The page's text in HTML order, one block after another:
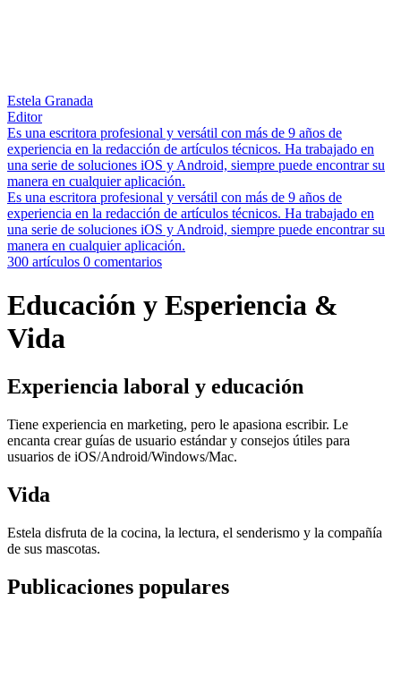
Estela Granada
Editor
Es una escritora profesional y versátil con más de 9 años de
experiencia en la redacción de artículos técnicos. Ha trabajado en
una serie de soluciones iOS y Android, siempre puede encontrar su
manera en cualquier aplicación.
Es una escritora profesional y versátil con más de 9 años de
experiencia en la redacción de artículos técnicos. Ha trabajado en
una serie de soluciones iOS y Android, siempre puede encontrar su
manera en cualquier aplicación.
300 artículos 0 comentarios
Educación y Esperiencia &
Vida
Experiencia laboral y educación
Tiene experiencia en marketing, pero le apasiona escribir. Le
encanta crear guías de usuario estándar y consejos útiles para
usuarios de iOS/Android/Windows/Mac.
Vida
Estela disfruta de la cocina, la lectura, el senderismo y la compañía
de sus mascotas.
Publicaciones populares